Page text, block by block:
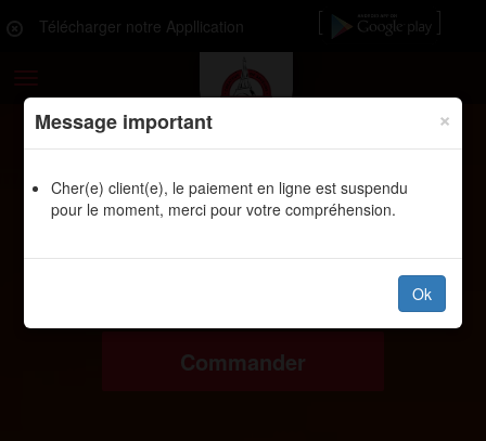
Télécharger notre Appllication
navigation
Commander
Message important ×
Cher(e) client(e), le paiement en ligne est suspendu
pour le moment, merci pour votre compréhension.
Ok